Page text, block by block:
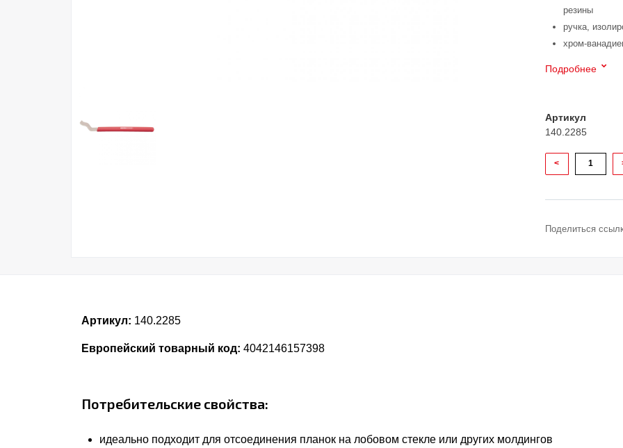
резины
ручка,
хром-
Подробнее
Артикул
140.2285
<
Поделиться
Артикул: 140.2285
Европейский товарный код: 4042146157398
Потребительские свойства:
идеально подходит для отсоединения планок на лобовом стекле или других молдингов